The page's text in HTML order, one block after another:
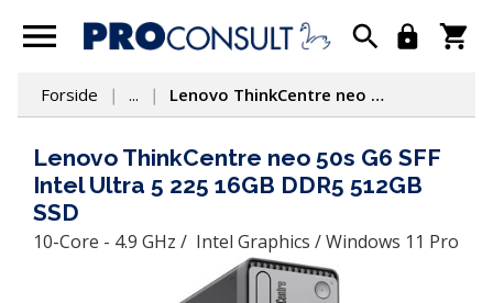
Forside ... Lenovo ThinkCentre neo 50s G6 SFF Intel Ultra 5 225 16GB DDR5 512GB SSD
Lenovo ThinkCentre neo 50s G6 SFF
Intel Ultra 5 225 16GB DDR5 512GB
SSD
10-Core - 4.9 GHz /  Intel Graphics / Windows 11 Pro